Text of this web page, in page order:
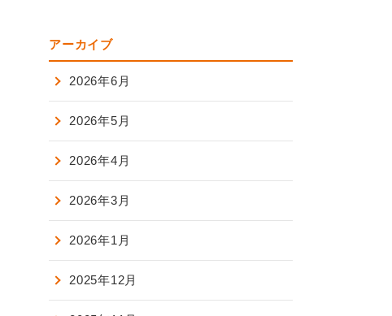
アーカイブ
2026年6月
2026年5月
2026年4月
2026年3月
2026年1月
2025年12月